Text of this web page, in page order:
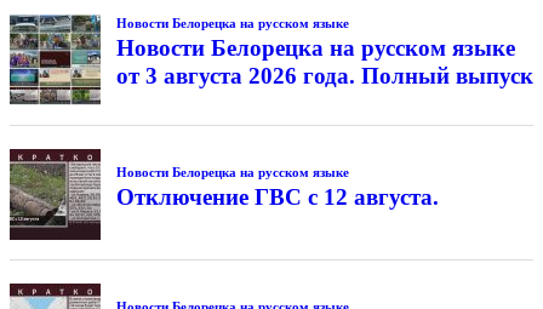
Новости Белорецка на русском языке
Новости Белорецка на русском языке
от 3 августа 2026 года. Полный выпуск
Новости Белорецка на русском языке
Отключение ГВС с 12 августа.